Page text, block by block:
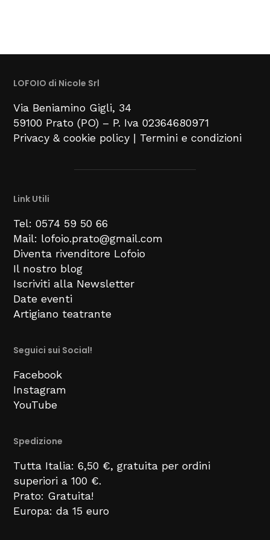
LOFOIO di Nicole Srl
Via Beniamino Gigli, 34
59100 Prato (PO) – P. Iva 02364680971
Privacy & cookie policy | Termini e condizioni
Link Utili
Tel: 0574 59 50 66
Mail: lofoio.prato@gmail.com
Diventa rivenditore Lofoio
Il nostro blog
Iscriviti alla Newsletter
Date eventi
Artigiano teatrante
Seguici sui Social!
Facebook
Instagram
YouTube
Spedizione
Tutta Italia: 6,50 €, gratuita per ordini
superiori a 100 €.
Prato: Gratuita!
Europa: da 15 euro